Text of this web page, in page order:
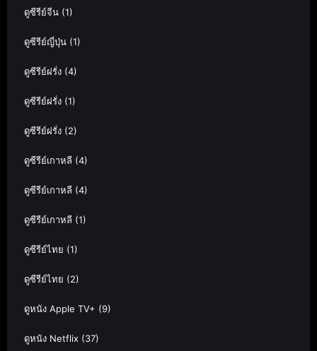
ดูซีรีย์จีน (1)
ดูซีรีย์ญี่ปุ่น (1)
ดูซีรีย์ฝรั่ง (4)
ดูซีรีย์ฝรั่ง (1)
ดูซีรีย์ฝรั่ง (2)
ดูซีรีย์เกาหลี (4)
ดูซีรีย์เกาหลี (4)
ดูซีรีย์เกาหลี (1)
ดูซีรีย์ไทย (1)
ดูซีรีย์ไทย (2)
ดูหนัง Apple TV+ (9)
ดูหนัง Netflix (37)